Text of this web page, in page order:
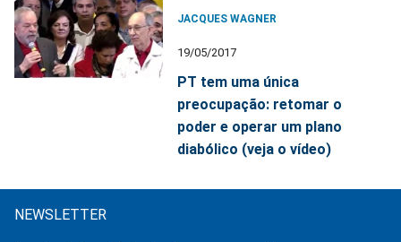
JACQUES WAGNER
19/05/2017
PT tem uma única
preocupação: retomar o
poder e operar um plano
diabólico (veja o vídeo)
NEWSLETTER